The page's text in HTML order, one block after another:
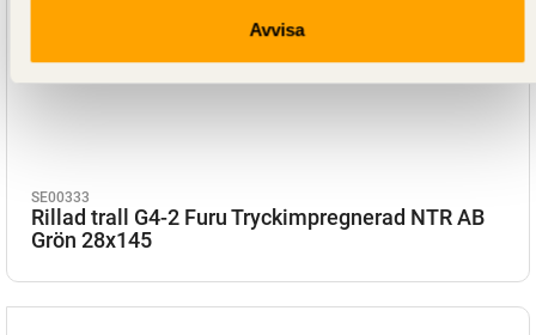
Avvisa
SE00333
Rillad trall G4-2 Furu Tryckimpregnerad NTR AB
Grön 28x145